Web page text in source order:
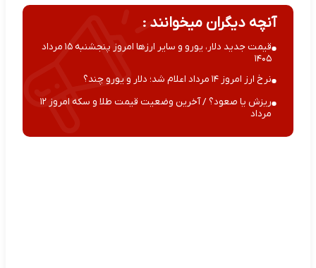
آنچه دیگران میخوانند :
قیمت جدید دلار، یورو و سایر ارزها امروز پنجشنبه ۱۵ مرداد
۱۴۰۵
نرخ ارز امروز ۱۴ مرداد اعلام شد؛ دلار و یورو چند؟
ریزش یا صعود؟ / آخرین وضعیت قیمت طلا و سکه امروز ۱۲
مرداد